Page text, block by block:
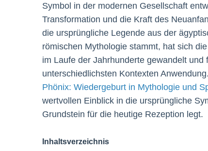
Symbol in der modernen Gesellschaft
Transformation und die Kraft des
die ursprüngliche Legende aus der
römischen Mythologie stammt, hat sich
im Laufe der Jahrhunderte gewandelt und
unterschiedlichsten Kontexten Anwendung.
Phönix: Wiedergeburt in Mythologie und
wertvollen Einblick in die ursprüngliche
Grundstein für die heutige Rezeption legt.
Inhaltsverzeichnis